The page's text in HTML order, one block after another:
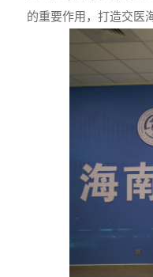
的重要作用，打造交医